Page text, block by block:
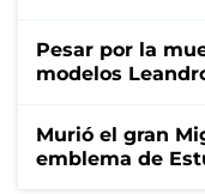
Pesar por la
modelos
Murió el gran
emblema de